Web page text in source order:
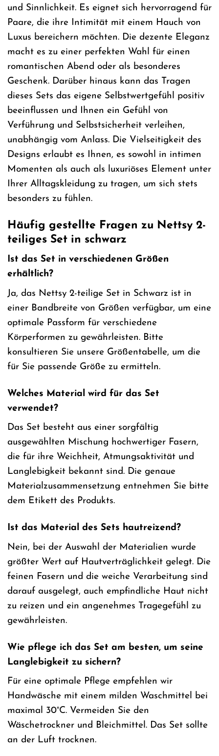
und Sinnlichkeit. Es eignet sich hervorragend für
Paare, die ihre Intimität mit einem Hauch von
Luxus bereichern möchten. Die dezente Eleganz
macht es zu einer perfekten Wahl für einen
romantischen Abend oder als besonderes
Geschenk. Darüber hinaus kann das Tragen
dieses Sets das eigene Selbstwertgefühl positiv
beeinflussen und Ihnen ein Gefühl von
Verführung und Selbstsicherheit verleihen,
unabhängig vom Anlass. Die Vielseitigkeit des
Designs erlaubt es Ihnen, es sowohl in intimen
Momenten als auch als luxuriöses Element unter
Ihrer Alltagskleidung zu tragen, um sich stets
besonders zu fühlen.
Häufig gestellte Fragen zu Nettsy 2-
teiliges Set in schwarz
Ist das Set in verschiedenen Größen
erhältlich?
Ja, das Nettsy 2-teilige Set in Schwarz ist in
einer Bandbreite von Größen verfügbar, um eine
optimale Passform für verschiedene
Körperformen zu gewährleisten. Bitte
konsultieren Sie unsere Größentabelle, um die
für Sie passende Größe zu ermitteln.
Welches Material wird für das Set
verwendet?
Das Set besteht aus einer sorgfältig
ausgewählten Mischung hochwertiger Fasern,
die für ihre Weichheit, Atmungsaktivität und
Langlebigkeit bekannt sind. Die genaue
Materialzusammensetzung entnehmen Sie bitte
dem Etikett des Produkts.
Ist das Material des Sets hautreizend?
Nein, bei der Auswahl der Materialien wurde
größter Wert auf Hautverträglichkeit gelegt. Die
feinen Fasern und die weiche Verarbeitung sind
darauf ausgelegt, auch empfindliche Haut nicht
zu reizen und ein angenehmes Tragegefühl zu
gewährleisten.
Wie pflege ich das Set am besten, um seine
Langlebigkeit zu sichern?
Für eine optimale Pflege empfehlen wir
Handwäsche mit einem milden Waschmittel bei
maximal 30°C. Vermeiden Sie den
Wäschetrockner und Bleichmittel. Das Set sollte
an der Luft trocknen.